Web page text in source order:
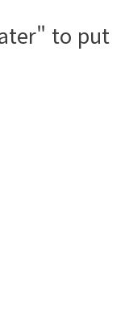
to put